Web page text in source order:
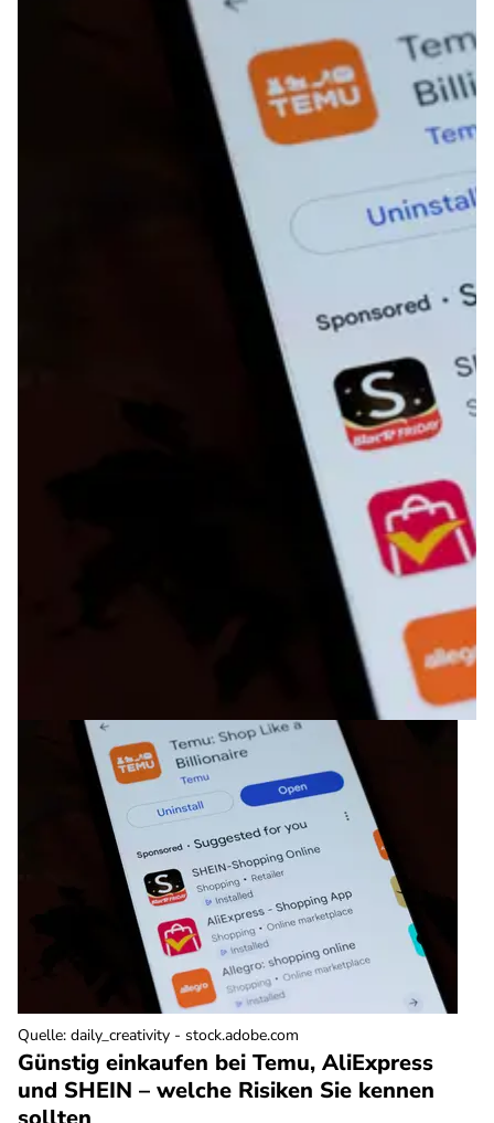
Günstig einkaufen bei Temu, AliExpress
und SHEIN – welche Risiken Sie kennen
Quelle: daily_creativity - stock.adobe.com